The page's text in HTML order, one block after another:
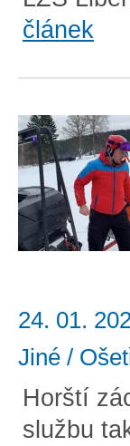
článek
24. 01.
Jiné /
Horští
službu